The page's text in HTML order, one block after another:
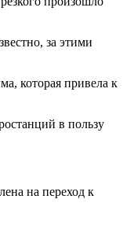
за этими
которая привела к
в пользу
на переход к